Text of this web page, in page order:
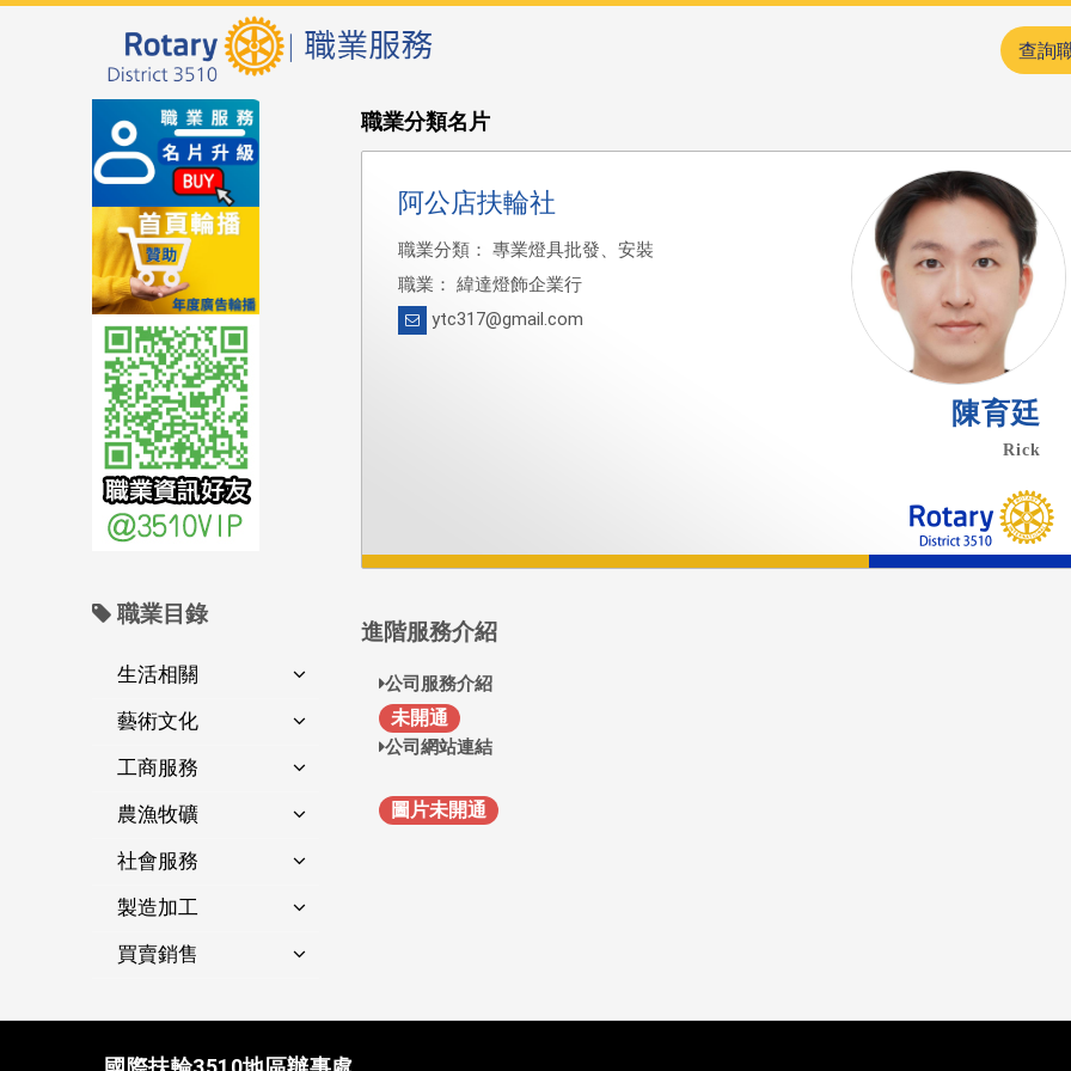
查詢
職業目錄
生活相關
藝術文化
工商服務
農漁牧礦
社會服務
製造加工
買賣銷售
職業分類名片
阿公店扶輪社
職業分類： 專業燈具批發、安裝
職業： 緯達燈飾企業行
ytc317@gmail.com
陳育廷
Rick
進階服務介紹
公司服務介紹
未開通
公司網站連結
圖片未開通